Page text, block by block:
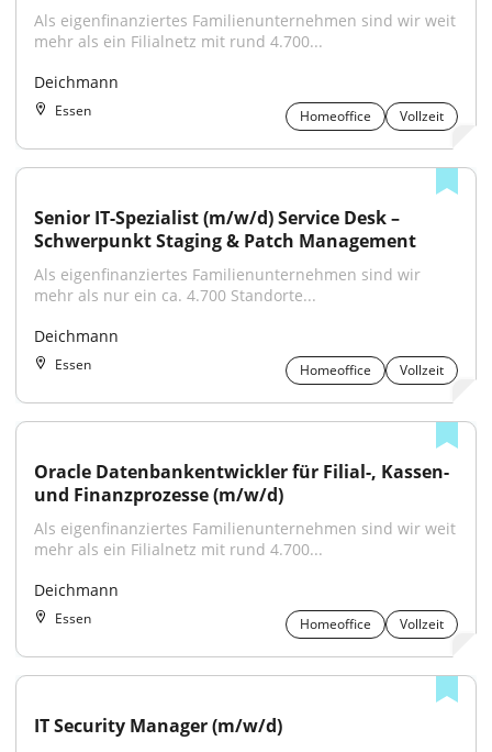
Als eigenfinanziertes Familienunternehmen sind wir weit
mehr als ein Filialnetz mit rund 4.700...
Deichmann
Essen Homeoffice Vollzeit
Senior IT-Spezialist (m/w/d) Service Desk –
Schwerpunkt Staging & Patch Management
Als eigenfinanziertes Familienunternehmen sind wir
mehr als nur ein ca. 4.700 Standorte...
Deichmann
Essen Homeoffice Vollzeit
Oracle Datenbankentwickler für Filial-, Kassen-
und Finanzprozesse (m/w/d)
Als eigenfinanziertes Familienunternehmen sind wir weit
mehr als ein Filialnetz mit rund 4.700...
Deichmann
Essen Homeoffice Vollzeit
IT Security Manager (m/w/d)